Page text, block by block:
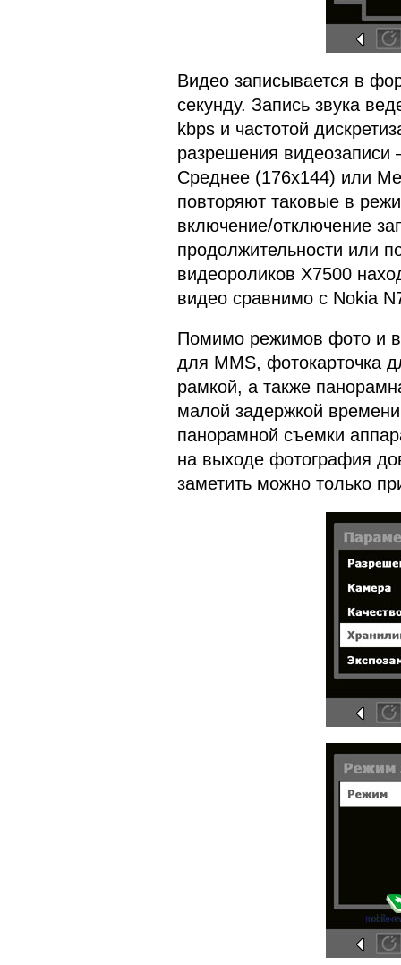
Видео записывается в
секунду. Запись звука
kbps и частотой
разрешения
Среднее (176x144) или
повторяют таковые в
включение/отключение
продолжительности или
видеороликов X7500
видео сравнимо с Nokia
Помимо режимов фото и
для MMS, фотокарточка
рамкой, а также
малой задержкой
панорамной съемки
на выходе фотография
заметить можно только